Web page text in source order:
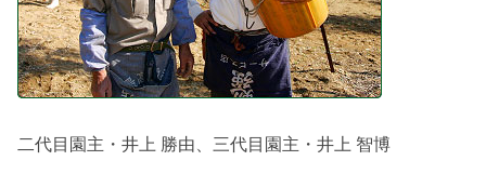
二代目園主・井上 勝由、三代目園主・井上 智博